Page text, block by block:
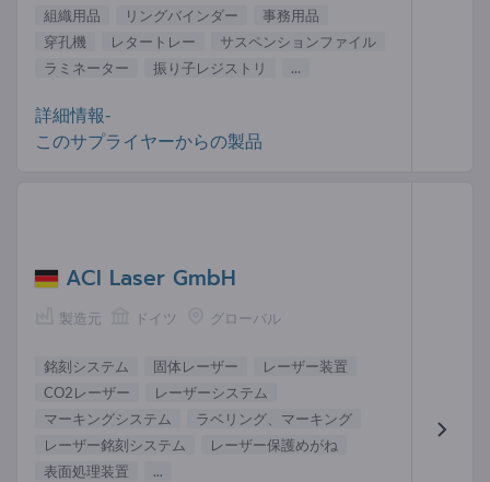
組織用品 リングバインダー
事務用品
穿孔機
レタートレー
サスペンションファイル
ラミネーター
振り子レジストリ ...
詳細情報-
このサプライヤーからの製品
ACI Laser GmbH
製造元 ドイツ グローバル
銘刻システム 固体レーザー
レーザー装置
CO2レーザー
レーザーシステム
マーキングシステム
ラベリング、マーキング
レーザー銘刻システム
レーザー保護めがね
表面処理装置
...